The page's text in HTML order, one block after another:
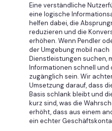
Eine verständliche
eine logische
helfen dabei, die
reduzieren und die
erhöhen. Wenn Pendler
der Umgebung mobil nach
Dienstleistungen suchen,
Informationen schnell und
zugänglich sein. Wir
Umsetzung darauf, dass
Basis schlank bleibt und
kurz sind, was die
erhöht, dass aus einem
ein echter